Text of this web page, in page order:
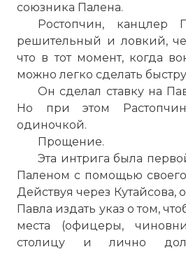
союзника Палена.
Ростопчин, канцлер
решительный и ловкий,
что в тот момент, когда
можно легко сделать
Он сделал ставку на
Но при этом
одиночкой.
Прощение.
Эта интрига была
Паленом с помощью
Действуя через Кутайсова,
Павла издать указ о том,
места (офицеры,
столицу и лично